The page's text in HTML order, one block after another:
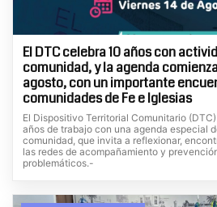
El DTC celebra 10 años con
comunidad, y la agenda
agosto, con un importante
comunidades de Fe e Iglesias
El Dispositivo Territorial Comunitario
años de trabajo con una agenda especial
comunidad, que invita a reflexionar,
las redes de acompañamiento y
problemáticos.-